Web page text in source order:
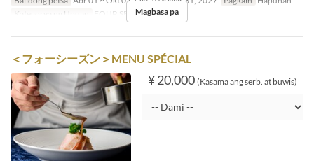
Kategorya ng Upuan
FOUR SEASONMagbasa pa
＜フォーシーズン＞MENU SPÉCIAL
¥ 20,000 (Kasama ang serb. at buwis)